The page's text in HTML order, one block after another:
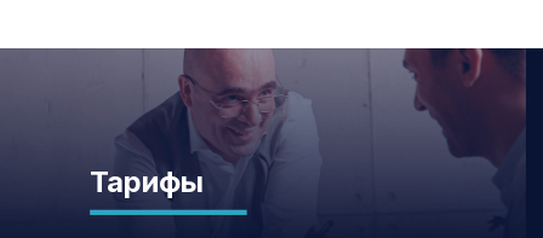
Тарифы